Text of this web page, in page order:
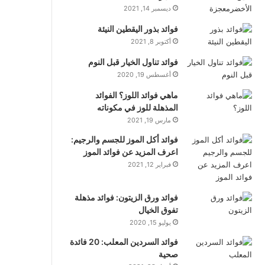
ديسمبر 14, 2021
فوائد بذور اليقطين النيئة
أكتوبر 8, 2021
فوائد تناول الخيار قبل النوم
أغسطس 19, 2020
ماهي فوائد اللوز؟ الفوائد
المذهلة للوز في مكوناته
مارس 19, 2021
فوائد أكل الموز للجسم والرجيم:
اعرف المزيد عن فوائد الموز
فبراير 12, 2021
فوائد ورق الزيتون: فوائد مذهلة
تفوق الخيال
يوليو 15, 2020
فوائد السردين المعلب: 20 فائدة
صحية